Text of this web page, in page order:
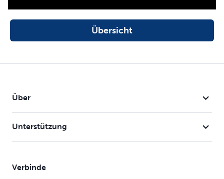
Übersicht
Über
Unterstützung
Verbinde